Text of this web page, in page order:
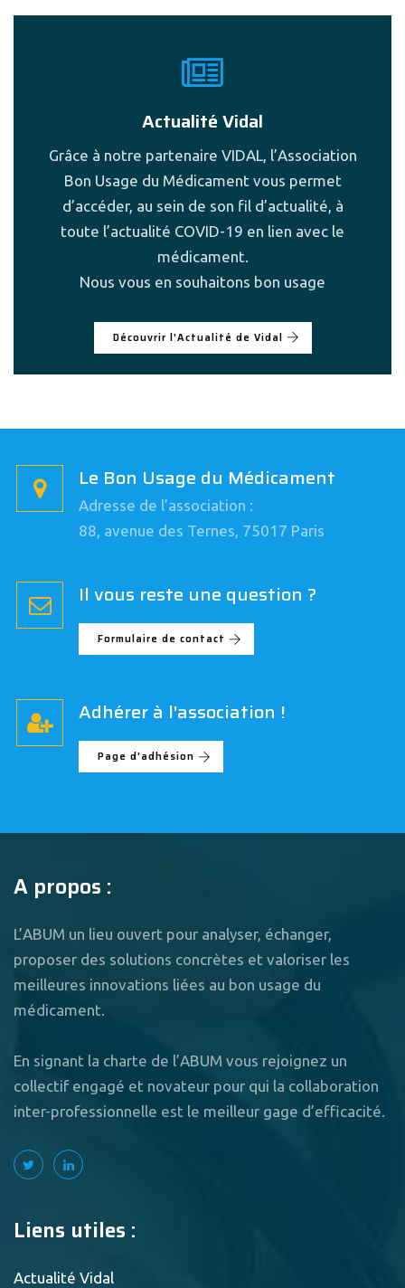
Actualité Vidal
Grâce à notre partenaire VIDAL, l’Association
Bon Usage du Médicament vous permet
d’accéder, au sein de son fil d’actualité, à
toute l’actualité COVID-19 en lien avec le
médicament.
Nous vous en souhaitons bon usage
Découvrir l'Actualité de Vidal
Le Bon Usage du Médicament
Adresse de l’association :
88, avenue des Ternes, 75017 Paris
Il vous reste une question ?
Formulaire de contact
Adhérer à l'association !
Page d'adhésion
A propos :
L’ABUM un lieu ouvert pour analyser, échanger,
proposer des solutions concrètes et valoriser les
meilleures innovations liées au bon usage du
médicament.
En signant la charte de l’ABUM vous rejoignez un
collectif engagé et novateur pour qui la collaboration
inter-professionnelle est le meilleur gage d’efficacité.
Liens utiles :
Actualité Vidal